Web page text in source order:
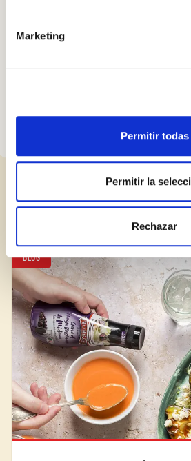
Marketing
Permitir todas
Permitir la
Rechazar
envolvente, más suave y delicado que
el sabor de las nueces. Si preparas una
BLOG